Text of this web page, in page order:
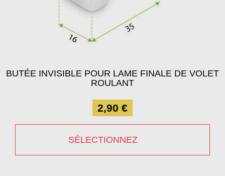
BUTÉE INVISIBLE POUR LAME FINALE DE VOLET
ROULANT
2,90 €
SÉLECTIONNEZ